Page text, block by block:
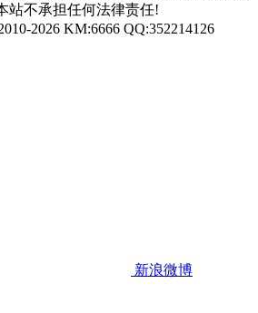
站不承担任何法律责任!
2026 KM:6666 QQ:352214126
新浪微博